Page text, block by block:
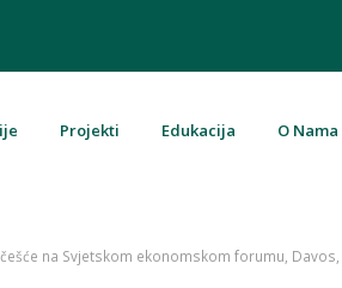
Projekti Edukacija O Nama
na Svjetskom ekonomskom forumu,